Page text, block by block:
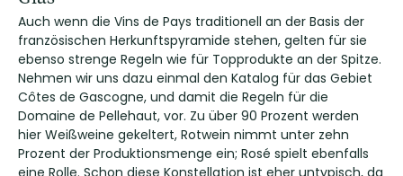
Auch wenn die Vins de Pays traditionell an der Basis der
französischen Herkunftspyramide stehen, gelten für sie
ebenso strenge Regeln wie für Topprodukte an der Spitze.
Nehmen wir uns dazu einmal den Katalog für das Gebiet
Côtes de Gascogne, und damit die Regeln für die
Domaine de Pellehaut, vor. Zu über 90 Prozent werden
hier Weißweine gekeltert, Rotwein nimmt unter zehn
Prozent der Produktionsmenge ein; Rosé spielt ebenfalls
eine Rolle. Schon diese Konstellation ist eher untypisch, da